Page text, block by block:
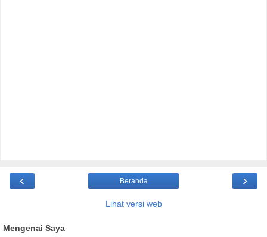
‹ ›
Beranda
Lihat versi web
Mengenai Saya